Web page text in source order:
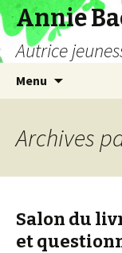
Annie
Autrice
Menu
Archives
Salon du
et